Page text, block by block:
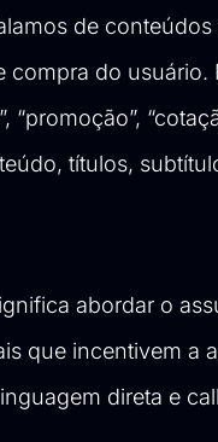
de
do usuário.
títulos,
abordar o
que incentivem a
direta e